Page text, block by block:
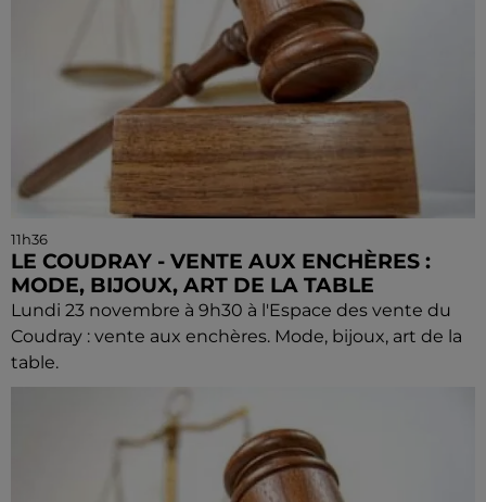
11h36
LE COUDRAY - VENTE AUX ENCHÈRES :
MODE, BIJOUX, ART DE LA TABLE
Lundi 23 novembre à 9h30 à l'Espace des vente du
Coudray : vente aux enchères. Mode, bijoux, art de la
table.